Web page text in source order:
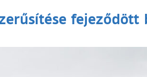
fejeződött